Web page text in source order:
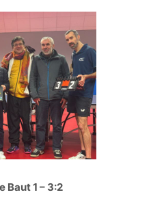
Baut 1 – 3:2